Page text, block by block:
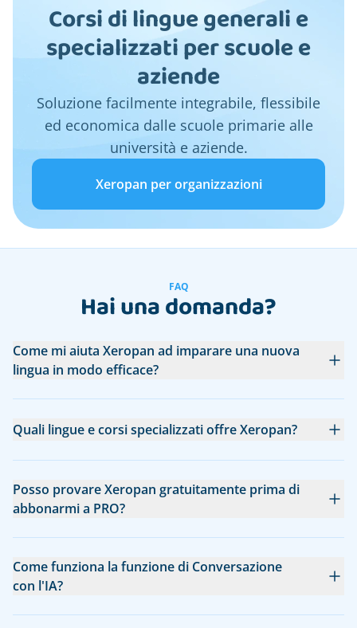
Corsi di lingue generali e
specializzati per scuole e
aziende
Soluzione facilmente integrabile, flessibile
ed economica dalle scuole primarie alle
università e aziende.
Xeropan per organizzazioni
FAQ
Hai una domanda?
Come mi aiuta Xeropan ad imparare una nuova
lingua in modo efficace?
Quali lingue e corsi specializzati offre Xeropan?
Posso provare Xeropan gratuitamente prima di
abbonarmi a PRO?
Come funziona la funzione di Conversazione
con l'IA?